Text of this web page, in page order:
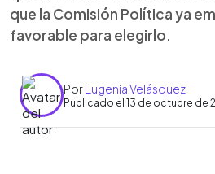
que la Comisión Política ya
favorable para elegirlo.
PorEugenia Velásquez
Publicado el 13 de octubre de